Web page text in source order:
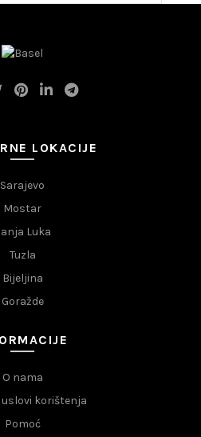
LOKACIJE
Sarajevo
Mostar
Luka
Tuzla
Bijeljina
Goražde
O nama
uslovi korištenja
Pomoć